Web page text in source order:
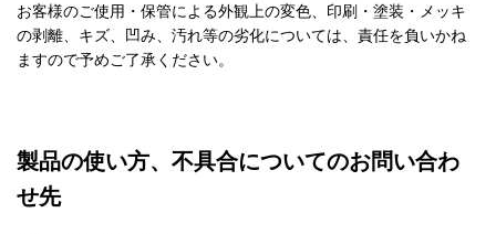
お客様のご使用・保管による外観上の変色、印刷・塗装・メッキ
の剥離、キズ、凹み、汚れ等の劣化については、責任を負いかね
ますので予めご了承ください。
製品の使い方、不具合についてのお問い合わ
せ先